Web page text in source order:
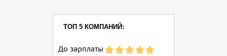
ТОП 5 КОМПАНИЙ:
До зарплаты